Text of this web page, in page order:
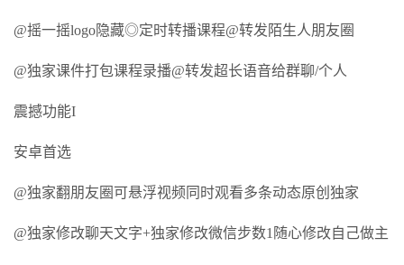
@摇一摇logo隐藏◎定时转播课程@转发陌生人朋友圈
@独家课件打包课程录播@转发超长语音给群聊/个人
震撼功能I
安卓首选
@独家翻朋友圈可悬浮视频同时观看多条动态原创独家
@独家修改聊天文字+独家修改微信步数1随心修改自己做主